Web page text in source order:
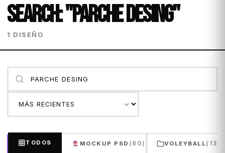
SEARCH: "PARCHE DESING"
1 DISEÑO
TODOS MOCKUP PSD (60) VOLEYBALL (132)